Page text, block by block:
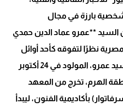
بارزة في مجال
السيد **عمرو عماد الدين حمدي
نظرًا لتفوقه كأحد أوائل
الخريجين في تخصصه. السيد عمرو، المولود في 24 أكتوبر
الهرم، تخرج من المعهد
بأكاديمية الفنون، ليبدأ